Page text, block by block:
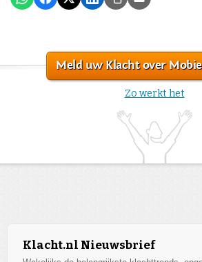
Meld uw Klacht over
Zo werkt het
Klacht.nl Nieuwsbrief